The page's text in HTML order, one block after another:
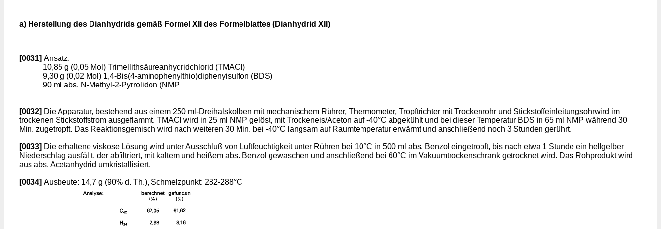
a) Herstellung des Dianhydrids gemäß Formel XII des Formelblattes (Dianhydrid XII)
[0031] Ansatz:
10,85 g (0,05 Mol) Trimellithsäureanhydridchlorid (TMACI)
9,30 g (0,02 Mol) 1,4-Bis(4-aminophenylthio)diphenyisulfon (BDS)
90 ml abs. N-Methyl-2-Pyrrolidon (NMP
[0032] Die Apparatur, bestehend aus einem 250 ml-Dreihalskolben mit mechanischem Rührer, Thermometer, Tropftrichter mit Trockenrohr und Stickstoffeinleitungsohrwird im
trockenen Stickstoffstrom ausgeflammt. TMACI wird in 25 ml NMP gelöst, mit Trockeneis/Aceton auf -40°C abgekühlt und bei dieser Temperatur BDS in 65 ml NMP während 30
Min. zugetropft. Das Reaktionsgemisch wird nach weiteren 30 Min. bei -40°C langsam auf Raumtemperatur erwärmt und anschließend noch 3 Stunden gerührt.
[0033] Die erhaltene viskose Lösung wird unter Ausschluß von Luftfeuchtigkeit unter Rühren bei 10°C in 500 ml abs. Benzol eingetropft, bis nach etwa 1 Stunde ein hellgelber
Niederschlag ausfällt, der abfiltriert, mit kaltem und heißem abs. Benzol gewaschen und anschließend bei 60°C im Vakuumtrockenschrank getrocknet wird. Das Rohprodukt wird
aus abs. Acetanhydrid umkristallisiert.
[0034] Ausbeute: 14,7 g (90% d. Th.), Schmelzpunkt: 282-288°C